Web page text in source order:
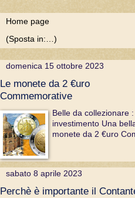
domenica 15 ottobre 2023
Le monete da 2 €uro
Commemorative
Belle da collezionare
investimento Una
monete da 2 €uro
sabato 8 aprile 2023
Perchè è importante il